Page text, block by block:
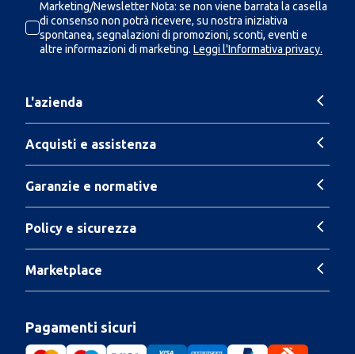
Marketing/Newsletter Nota: se non viene barrata la casella
di consenso non potrà ricevere, su nostra iniziativa
spontanea, segnalazioni di promozioni, sconti, eventi e
altre informazioni di marketing. Leggi l'Informativa privacy.
L'azienda
Acquisti e assistenza
Garanzie e normative
Policy e sicurezza
Marketplace
Pagamenti sicuri